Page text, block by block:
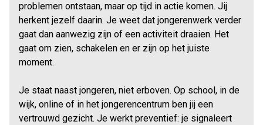
problemen ontstaan, maar op tijd in actie komen. Jij
herkent jezelf daarin. Je weet dat jongerenwerk verder
gaat dan aanwezig zijn of een activiteit draaien. Het
gaat om zien, schakelen en er zijn op het juiste
moment.
Je staat naast jongeren, niet erboven. Op school, in de
wijk, online of in het jongerencentrum ben jij een
vertrouwd gezicht. Je werkt preventief: je signaleert